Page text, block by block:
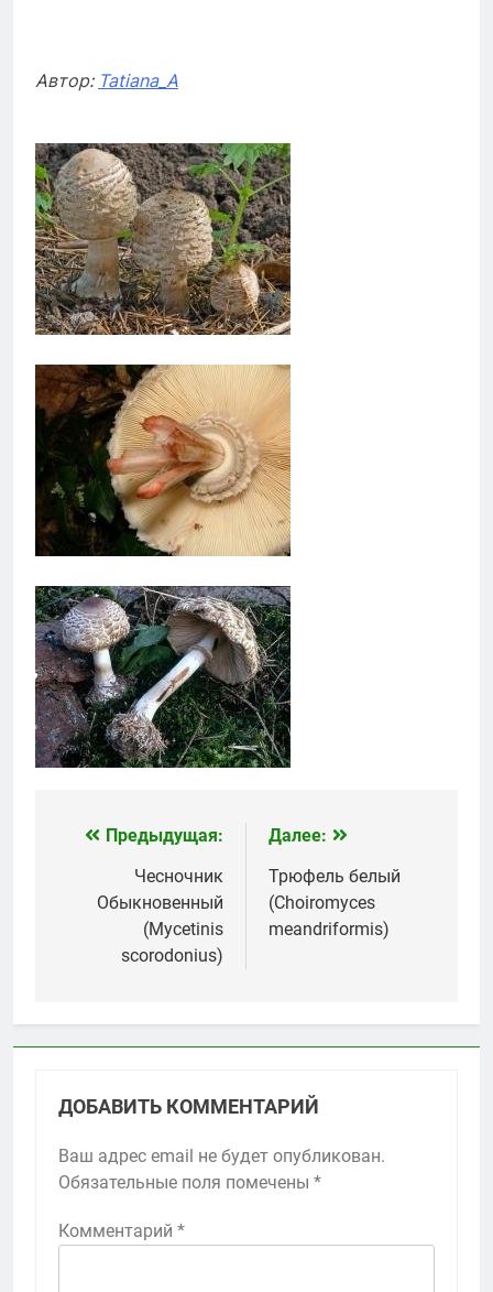
Автор: Tatiana_A
Навигация
записям
Предыдущая:
Чесночник
Обыкновенный
(Mycetinis
scorodonius)
Далее:
Трюфель белый
(Choiromyces
meandriformis)
ДОБАВИТЬ КОММЕНТАРИЙ
Ваш адрес email не будет опубликован.
Обязательные поля помечены *
Комментарий *